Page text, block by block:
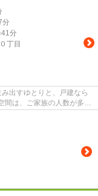
分
41分
丁目
出すゆとりと、戸建なら